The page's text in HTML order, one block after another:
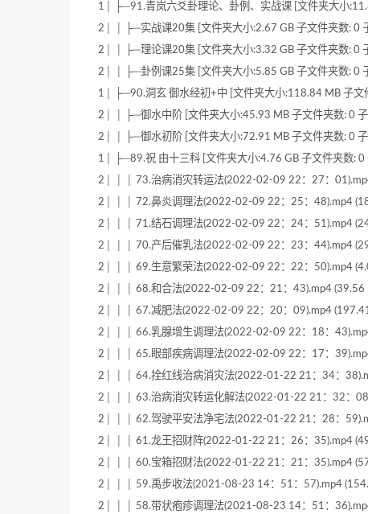
1│ ├─91.青岚六爻卦理论、卦例、实战课 [文件夹大小
2│ │ ├─实战课20集 [文件夹大小:2.67 GB 子文件夹数: 0
2│ │ ├─理论课20集 [文件夹大小:3.32 GB 子文件夹数: 0
2│ │ ├─卦例课25集 [文件夹大小:5.85 GB 子文件夹数: 0
1│ ├─90.洞玄 御水经初+中 [文件夹大小:118.84 MB 子文
2│ │ ├─御水中阶 [文件夹大小:45.93 MB 子文件夹数: 0 子
2│ │ ├─御水初阶 [文件夹大小:72.91 MB 子文件夹数: 0 子
1│ ├─89.祝 由十三科 [文件夹大小:4.76 GB 子文件夹数: 0
2│ │ │ 73.治病消灾转运法(2022-02-09 22：27：
2│ │ │ 72.鼻炎调理法(2022-02-09 22：25：48).mp4
2│ │ │ 71.结石调理法(2022-02-09 22：24：51).mp4
2│ │ │ 70.产后催乳法(2022-02-09 22：23：44).mp4
2│ │ │ 69.生意繁荣法(2022-02-09 22：22：50).mp4
2│ │ │ 68.和合法(2022-02-09 22：21：43).mp4 (39.56
2│ │ │ 67.减肥法(2022-02-09 22：20：09).mp4
2│ │ │ 66.乳腺增生调理法(2022-02-09 22：18：
2│ │ │ 65.眼部疾病调理法(2022-02-09 22：17：
2│ │ │ 64.拴红线治病消灾法(2022-01-22 21：34：
2│ │ │ 63.治病消灾转运化解法(2022-01-22 21：32：
2│ │ │ 62.驾驶平安法净宅法(2022-01-22 21：28：
2│ │ │ 61.龙王招财阵(2022-01-22 21：26：35).mp4
2│ │ │ 60.宝箱招财法(2022-01-22 21：21：35).mp4
2│ │ │ 59.禹步收法(2021-08-23 14：51：57).mp4
2│ │ │ 58.带状疱疹调理法(2021-08-23 14：51：